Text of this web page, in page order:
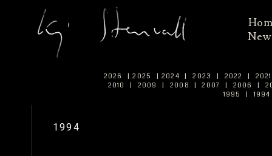
2026 | 2025 | 2024 | 2023 | 2022 |
2010
| 2009 | 2008 | 2007 | 2006 |
1995
|
1994